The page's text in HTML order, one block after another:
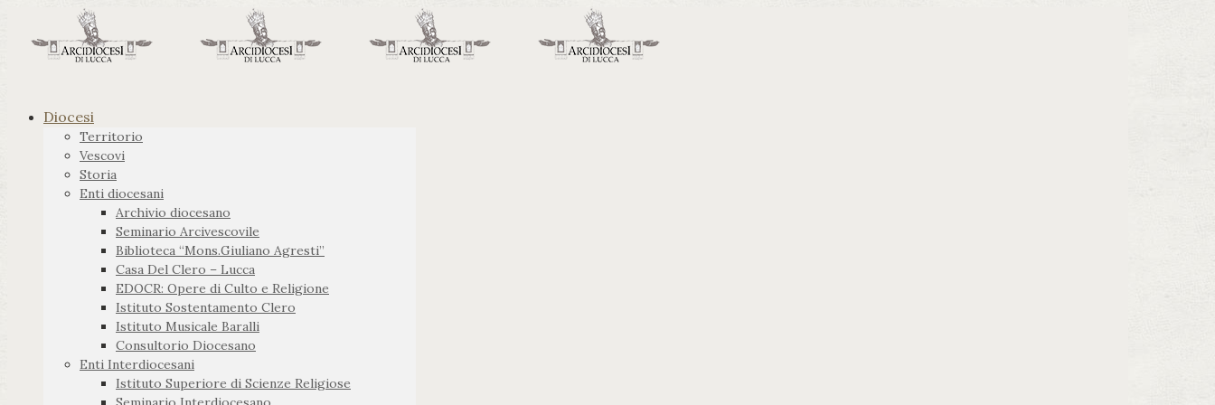
Diocesi
Territorio
Vescovi
Storia
Enti diocesani
Archivio diocesano
Seminario Arcivescovile
Biblioteca “Mons.Giuliano Agresti”
Casa Del Clero – Lucca
EDOCR: Opere di Culto e Religione
Istituto Sostentamento Clero
Istituto Musicale Baralli
Consultorio Diocesano
Enti Interdiocesani
Istituto Superiore di Scienze Religiose